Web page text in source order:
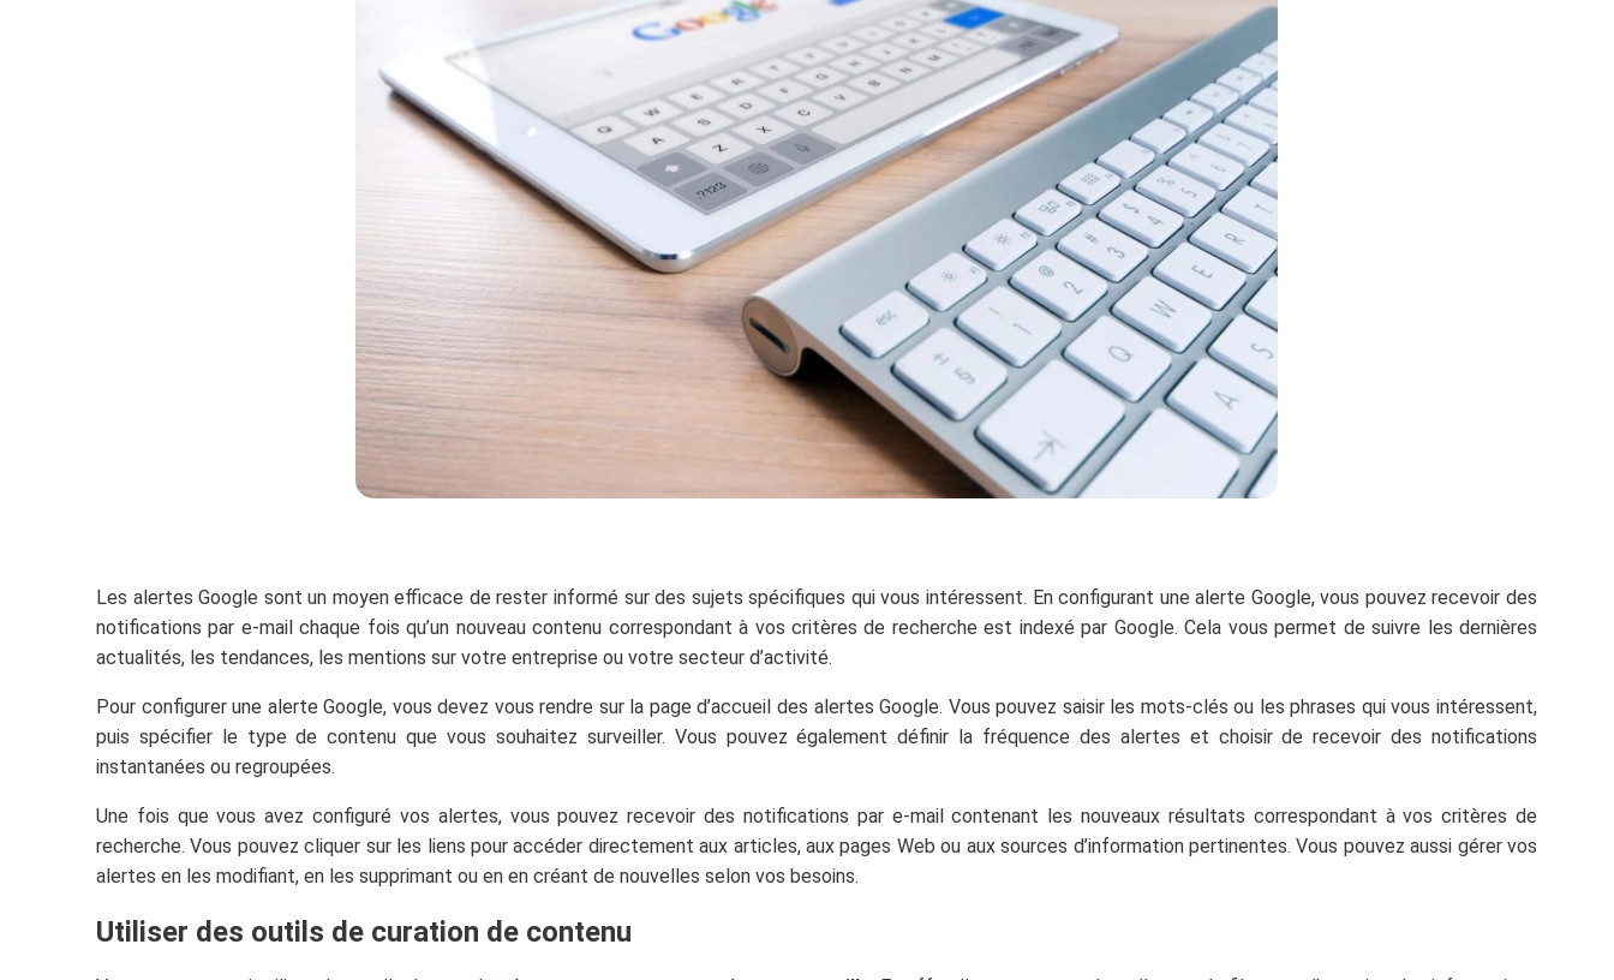
Les alertes Google sont un moyen efficace de rester informé sur des sujets spécifiques qui vous intéressent. En configurant une alerte Google, vous pouvez recevoir des
notifications par e-mail chaque fois qu’un nouveau contenu correspondant à vos critères de recherche est indexé par Google. Cela vous permet de suivre les dernières
actualités, les tendances, les mentions sur votre entreprise ou votre secteur d’activité.
Pour configurer une alerte Google, vous devez vous rendre sur la page d’accueil des alertes Google. Vous pouvez saisir les mots-clés ou les phrases qui vous intéressent,
puis spécifier le type de contenu que vous souhaitez surveiller. Vous pouvez également définir la fréquence des alertes et choisir de recevoir des notifications
instantanées ou regroupées.
Une fois que vous avez configuré vos alertes, vous pouvez recevoir des notifications par e-mail contenant les nouveaux résultats correspondant à vos critères de
recherche. Vous pouvez cliquer sur les liens pour accéder directement aux articles, aux pages Web ou aux sources d’information pertinentes. Vous pouvez aussi gérer vos
alertes en les modifiant, en les supprimant ou en en créant de nouvelles selon vos besoins.
Utiliser des outils de curation de contenu